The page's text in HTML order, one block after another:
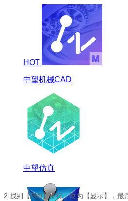
HOT
中望机械CAD
中望仿真
2.找到【PMI】那行，改为【显示】，